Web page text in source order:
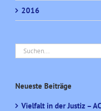
2016
Suche
nach:
Neueste Beiträge
Vielfalt in der Justiz –